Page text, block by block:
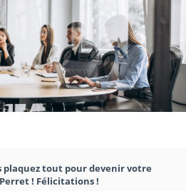
plaquez tout pour devenir votre
! Félicitations !